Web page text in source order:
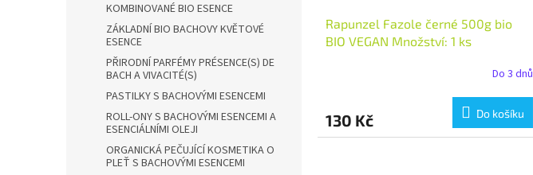
KOMBINOVANÉ BIO ESENCE
ZÁKLADNÍ BIO BACHOVY KVĚTOVÉ
ESENCE
PŘIRODNÍ PARFÉMY PRÉSENCE(S) DE
BACH A VIVACITÉ(S)
PASTILKY S BACHOVÝMI ESENCEMI
ROLL-ONY S BACHOVÝMI ESENCEMI A
ESENCIÁLNÍMI OLEJI
ORGANICKÁ PEČUJÍCÍ KOSMETIKA O
PLEŤ S BACHOVÝMI ESENCEMI
Rapunzel Fazole černé 500g bio
BIO VEGAN Množství: 1 ks
Do 3 dnů
130 Kč Do košíku